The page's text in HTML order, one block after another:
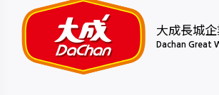
大成長城
Dachan Great